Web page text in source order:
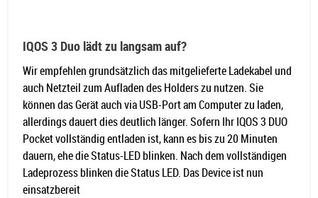
IQOS 3 Duo lädt zu langsam auf?
Wir empfehlen grundsätzlich das mitgelieferte Ladekabel und
auch Netzteil zum Aufladen des Holders zu nutzen. Sie
können das Gerät auch via USB-Port am Computer zu laden,
allerdings dauert dies deutlich länger. Sofern Ihr IQOS 3 DUO
Pocket vollständig entladen ist, kann es bis zu 20 Minuten
dauern, ehe die Status-LED blinken. Nach dem vollständigen
Ladeprozess blinken die Status LED. Das Device ist nun
einsatzbereit